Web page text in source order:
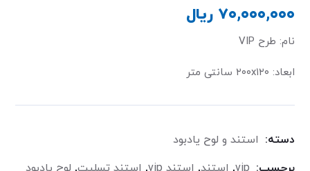
۷۰,۰۰۰,۰۰۰ ریال
نام: طرح VIP
ابعاد: ٢٠٠x١٢٠ سانتی متر
دسته: استند و لوح یادبود